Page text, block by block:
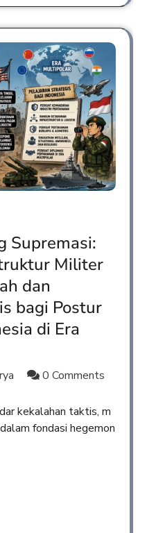
Supremasi:
Militer
dan
bagi Postur
di Era
0 Comments
kekalahan taktis, m
fondasi hegemon